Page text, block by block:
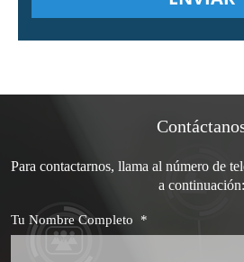
Para contactarnos, llama al número de
a continuación:
*
Tu Nombre Completo